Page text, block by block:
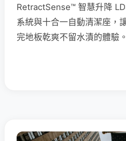
RetractSense™ 智慧升降
系統與十合一自動清潔座，
完地板乾爽不留水漬的體驗。